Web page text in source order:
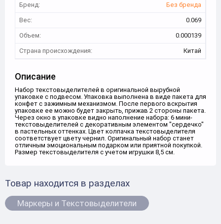
Бренд:
Без бренда
Вес:
0.069
Объем:
0.000139
Страна происхождения:
Китай
Описание
Набор текстовыделителей в оригинальной вырубной
упаковке с подвесом. Упаковка выполнена в виде пакета для
конфет с зажимным механизмом. После первого вскрытия
упаковке ее можно будет закрыть, прижав 2 стороны пакета.
Через окно в упаковке видно наполнение набора: 6 мини-
текстовыделителей с декоративным элементом "сердечко"
в пастельных оттенках. Цвет колпачка текстовыделителя
соответствует цвету чернил. Оригинальный набор станет
отличным эмоциональным подарком или приятной покупкой.
Размер текстовыделителя с учетом игрушки 8,5 см.
Товар находится в разделах
Маркеры и Текстовыделители